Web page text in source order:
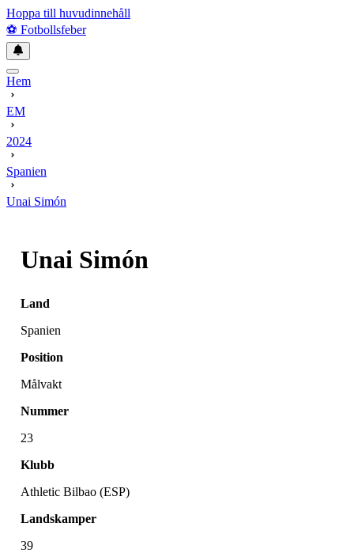
Hoppa till huvudinnehåll
⚽ Fotbollsfeber
Hem
EM
2024
Spanien
Unai Simón
Unai Simón
Land
Spanien
Position
Målvakt
Nummer
23
Klubb
Athletic Bilbao (ESP)
Landskamper
39